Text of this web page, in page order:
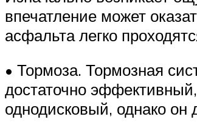
впечатление может
асфальта легко
• Тормоза. Тормозная
достаточно
однодисковый, однако